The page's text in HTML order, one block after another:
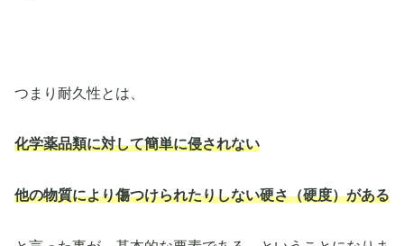
つまり耐久性とは、
化学薬品類に対して簡単に侵されない
他の物質により傷つけられたりしない硬さ（硬度）がある